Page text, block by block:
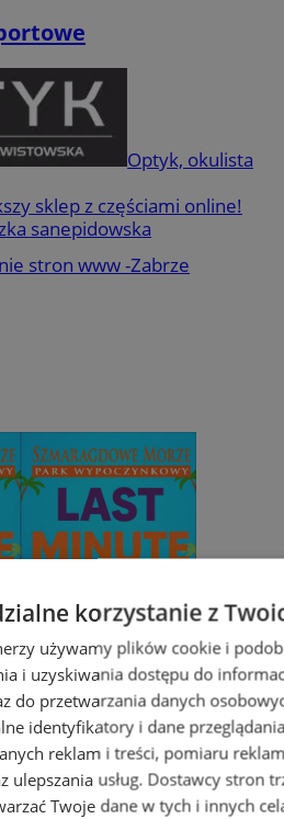
Optyk, okulista
sklep z częściami online!
sanepidowska
stron www -Zabrze
korzystanie z
używamy plików cookie i
i uzyskiwania dostępu do
do przetwarzania danych
identyfikatory i dane
reklam i treści, pomiaru
ulepszania usług. Dostawcy stron
Twoje dane w tych i innych